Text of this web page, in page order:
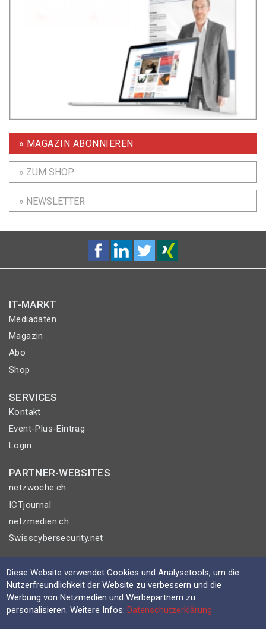
» MAGAZIN ABONNIEREN
» ZUM SHOP
» NEWSLETTER
IT-MARKT
Mediadaten
Magazin
Abo
Shop
SERVICES
Kontakt
Event-Plus-Eintrag
Login
PARTNER-WEBSITES
netzwoche.ch
ICTjournal
netzmedien.ch
Swisscybersecurity.net
Impressum
AGB
Nutzungsbestimmungen
Diese Website verwendet Cookies und Analysetools, um die
Nutzerfreundlichkeit der Website zu verbessern und die
Werbung von Netzmedien und Werbepartnern zu
personalisieren. Weitere Infos:Datenschutzerklärung